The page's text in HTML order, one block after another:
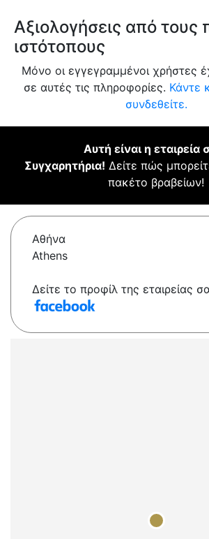
Αξιολογήσεις από
ιστότοπους
Μόνο οι εγγεγραμμένοι χρήστες
σε αυτές τις πληροφορίες. Κάντε
συνδεθείτε.
Αυτή είναι η εταιρεία
Συγχαρητήρια! Δείτε πώς
πακέτο βραβείων!
Αθήνα
Athens
Δείτε το προφίλ της εταιρείας